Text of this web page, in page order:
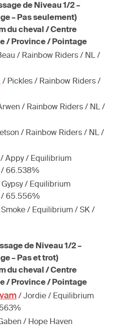
de Niveau 1/2 –
– Pas seulement)
du cheval / Centre
/ Province / Pointage
/ Rainbow Riders / NL /
/ Pickles / Rainbow Riders /
/ Rainbow Riders / NL /
/ Rainbow Riders / NL /
/ Appy / Equilibrium
/ 66.538%
/ Equilibrium
/ 65.556%
/ Equilibrium / SK /
de Niveau 1/2 –
– Pas et trot)
du cheval / Centre
/ Province / Pointage
/ Jordie / Equilibrium
/ Hope Haven